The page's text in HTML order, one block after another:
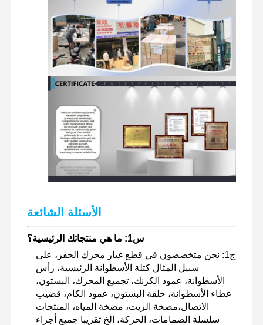
الأسئلة الشائعة
س1: ما هي منتجاتك الرئيسية؟
ج1: نحن متخصصون في قطع غيار محرك الحفر، على
سبيل المثال كتلة الأسطوانة الرئيسية، رأس
الأسطوانة، عمود الكرنك، تجميع المحرك، البستون،
غطاء الأسطوانة، حلقة البستون، عمود الكام، قضيب
الاتصال،مضخة الزيت، مضخة المياه، المنتجات
سلسلة الصمامات، الحركة، الخ تقريبا جميع أجزاء